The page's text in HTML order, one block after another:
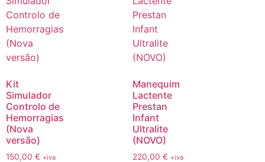
Kit
Simulador
Controlo de
Hemorragias
(Nova
versão)
150,00 € +iva
Manequim
Lactente
Prestan
Infant
Ultralite
(NOVO)
220,00 € +iva